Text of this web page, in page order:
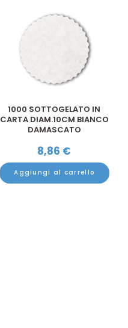
1000 SOTTOGELATO IN
CARTA DIAM.10CM BIANCO
DAMASCATO
8,86 €
Aggiungi al carrello